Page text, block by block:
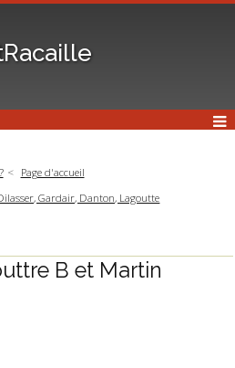
Page d'accueil
Gardair, Danton, Lagoutte
B et Martin